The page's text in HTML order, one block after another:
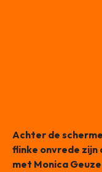
Achter de
flinke onvrede zijn
met Monica